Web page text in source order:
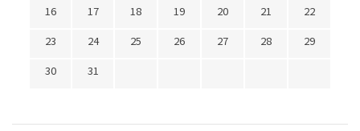
16
17 18 19 20 21
22
23
24 25 26 27 28
29
30
31